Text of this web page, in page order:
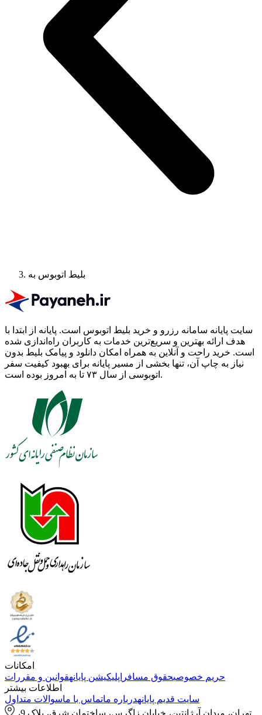
بلیط اتوبوس به
سایت پایانه سامانه رزرو و خرید بلیط اتوبوس است. پایانه از ابتدا با
هدف ارائه بهترین و سریع‌ترین خدمات به کاربران راه‌اندازی شده
است. خرید راحت و آنلاین به همراه امکان دانلود و پیامک بلیط بدون
نیاز به چاپ آن، تنها بخشی از مسیر پایانه برای بهبود کیفیت سفر
اتوبوسی از سال ۷۳ تا به امروز بوده است.
امکانات
حریم خصوصیحقوق مسافر اپلیکیشن پایانهقوانین و مقررات
اطلاعات بیشتر
سایت قدیم پایانهدرباره ماتماس با ماسوالات متداول